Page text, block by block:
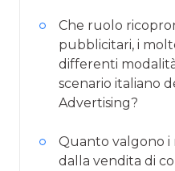
Che ruolo
pubblicitari, i
differenti
scenario italiano
Advertising?
Quanto valgono i
dalla vendita di